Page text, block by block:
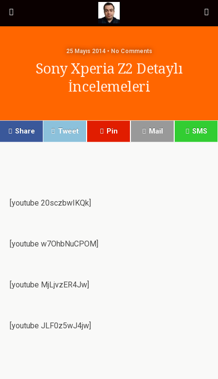
25 Mayıs 2014 • No Comments
Sony Xperia Z2 Detaylı
İncelemeleri
Share Tweet Pin Mail SMS
[youtube 20sczbwIKQk]
[youtube w7OhbNuCPOM]
[youtube MjLjvzER4Jw]
[youtube JLF0z5wJ4jw]